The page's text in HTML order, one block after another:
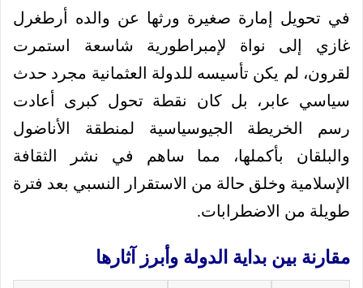
في تحويل إمارة صغيرة ورثها عن والده أرطغرل
غازي إلى نواة لإمبراطورية شاسعة استمرت
لقرون، لم يكن تأسيسه للدولة العثمانية مجرد حدث
سياسي عابر، بل كان نقطة تحول كبرى أعادت
رسم الخريطة الجيوسياسية لمنطقة الأناضول
والبلقان بأكملها، مما ساهم في نشر الثقافة
الإسلامية وخلق حالة من الاستقرار النسبي بعد فترة
طويلة من الاضطرابات.
مقارنة بين بداية الدولة وأبرز آثارها